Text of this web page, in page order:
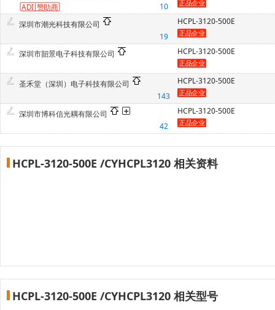
ADI 赞助商 10
深圳市潮光科技有限公司
19
HCPL-3120-500E
深圳市韶景电子科技有限公司 HCPL-3120-500E
圣禾堂（深圳）电子科技有限公司
143
HCPL-3120-500E
深圳市博科信光耦有限公司
42
HCPL-3120-500E
HCPL-3120-500E /CYHCPL3120 相关资料
HCPL-3120-500E /CYHCPL3120 相关型号